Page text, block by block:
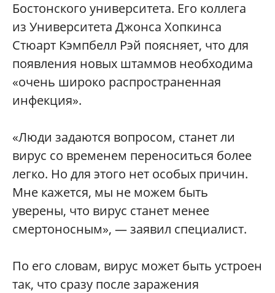
Бостонского университета. Его коллега
из Университета Джонса Хопкинса
Стюарт Кэмпбелл Рэй поясняет, что для
появления новых штаммов необходима
«очень широко распространенная
инфекция».
«Люди задаются вопросом, станет ли
вирус со временем переноситься более
легко. Но для этого нет особых причин.
Мне кажется, мы не можем быть
уверены, что вирус станет менее
смертоносным», — заявил специалист.
По его словам, вирус может быть устроен
так, что сразу после заражения